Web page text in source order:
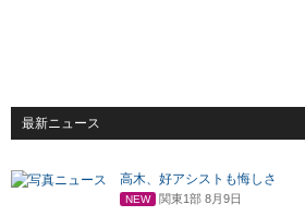
最新ニュース
高木、好アシストも悔しさ
NEW 関東1部 8月9日